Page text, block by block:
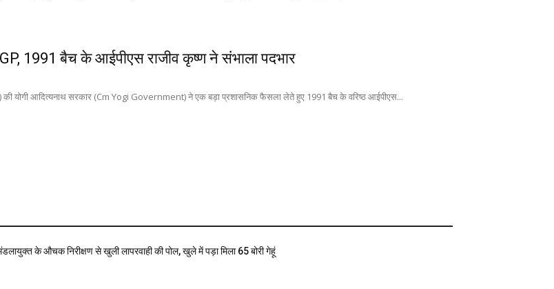
1991 बैच के आईपीएस राजीव कृष्ण ने संभाला पदभार
योगी आदित्यनाथ सरकार (Cm Yogi Government) ने एक बड़ा प्रशासनिक फैसला लेते हुए 1991 बैच के वरिष्ठ आईपीएस...
के औचक निरीक्षण से खुली लापरवाही की पोल, खुले में पड़ा मिला 65 बोरी गेहूं